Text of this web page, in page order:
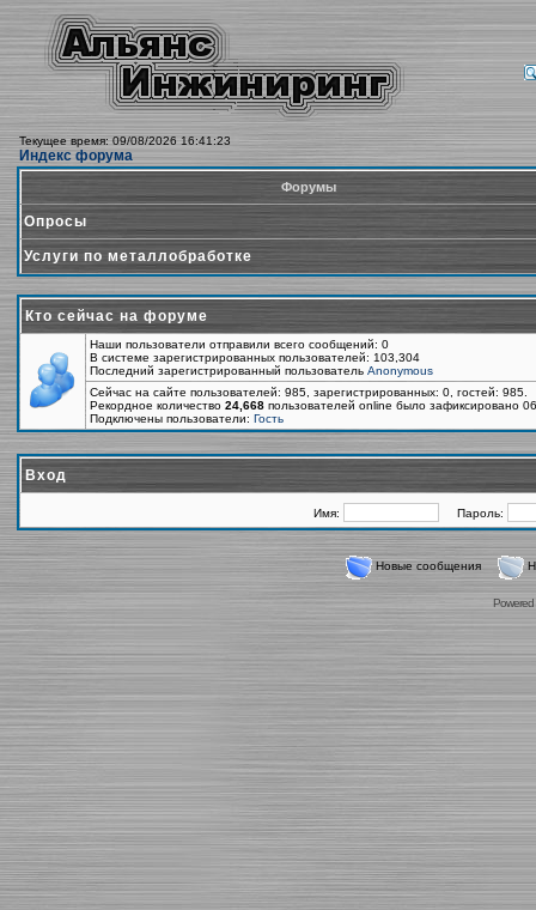
Текущее время: 09/08/2026 16:41:23
Индекс форума
Форумы
Опросы
Услуги по металлобработке
Кто сейчас на форуме
Наши пользователи отправили всего сообщений: 0
В системе зарегистрированных пользователей: 103,304
Последний зарегистрированный пользователь Anonymous
Сейчас на сайте пользователей: 985, зарегистрированных: 0, гостей:
Рекордное количество 24,668 пользователей online было зафиксировано
Подключены пользователи: Гость
Вход
Имя: Пароль:
Новые сообщения